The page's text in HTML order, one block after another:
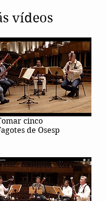
vídeos
cinco
de Osesp